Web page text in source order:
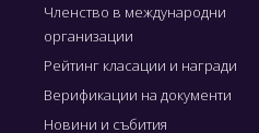
Членство в международни
организации
Рейтинг класации и награди
Верификации на документи
Новини и събития